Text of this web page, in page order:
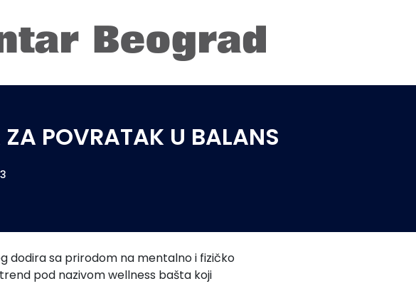
POVRATAK U BALANS
dodira sa prirodom na mentalno i fizičko
pod nazivom wellness bašta koji